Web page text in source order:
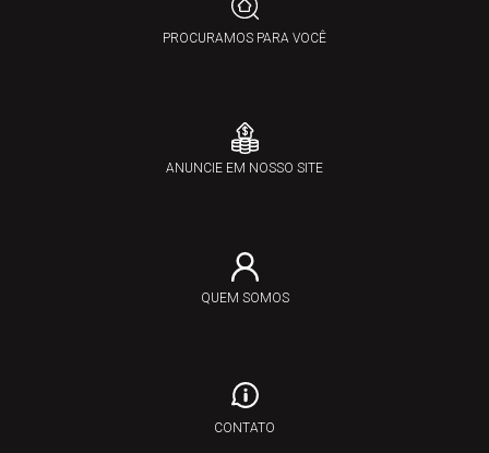
PROCURAMOS PARA VOCÊ
ANUNCIE EM NOSSO SITE
QUEM SOMOS
CONTATO